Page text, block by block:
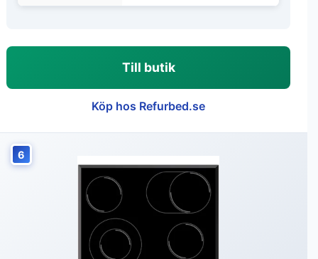
Till butik
Köp hos Refurbed.se
6